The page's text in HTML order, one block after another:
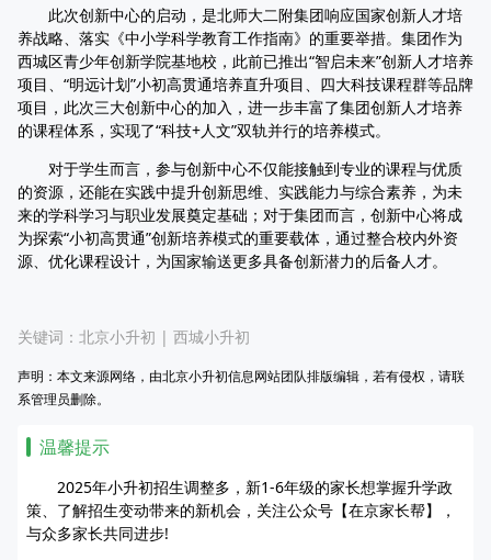
此次创新中心的启动，是北师大二附集团响应国家创新人才培
养战略、落实《中小学科学教育工作指南》的重要举措。集团作为
西城区青少年创新学院基地校，此前已推出“智启未来”创新人才培养
项目、“明远计划”小初高贯通培养直升项目、四大科技课程群等品牌
项目，此次三大创新中心的加入，进一步丰富了集团创新人才培养
的课程体系，实现了“科技+人文”双轨并行的培养模式。
对于学生而言，参与创新中心不仅能接触到专业的课程与优质
的资源，还能在实践中提升创新思维、实践能力与综合素养，为未
来的学科学习与职业发展奠定基础；对于集团而言，创新中心将成
为探索“小初高贯通”创新培养模式的重要载体，通过整合校内外资
源、优化课程设计，为国家输送更多具备创新潜力的后备人才。
关键词： 北京小升初 | 西城小升初
声明：本文来源网络，由北京小升初信息网站团队排版编辑，若有侵权，请联
系管理员删除。
温馨提示
2025年小升初招生调整多，新1-6年级的家长想掌握升学政
策、了解招生变动带来的新机会，关注公众号【在京家长帮】，
与众多家长共同进步!